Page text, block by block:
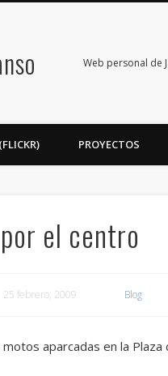
Web personal de
PROYECTOS
el centro
25 febrero, 2009 Blog
aparcadas en la